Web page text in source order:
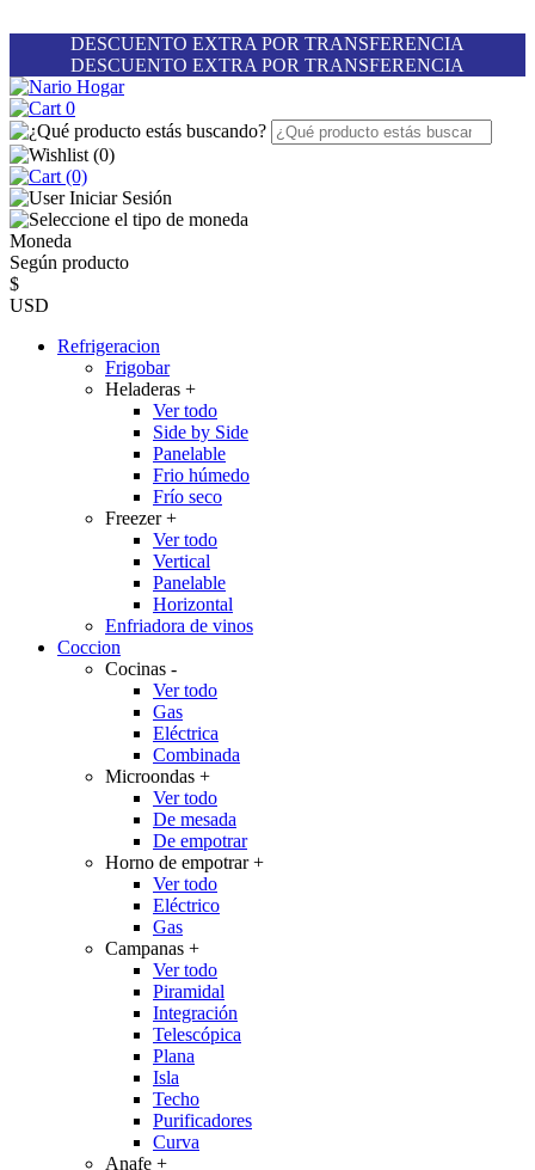
DESCUENTO EXTRA POR TRANSFERENCIA
DESCUENTO EXTRA POR TRANSFERENCIA
0
(0)
(0)
Iniciar Sesión
Moneda
Según producto
$
USD
Refrigeracion
Frigobar
Heladeras +
Ver todo
Side by Side
Panelable
Frio húmedo
Frío seco
Freezer+
Ver todo
Vertical
Panelable
Horizontal
Enfriadora de vinos
Coccion
Cocinas -
Ver todo
Gas
Eléctrica
Combinada
Microondas +
Ver todo
De mesada
De empotrar
Horno de empotrar+
Ver todo
Eléctrico
Gas
Campanas +
Ver todo
Piramidal
Integración
Telescópica
Plana
Isla
Techo
Purificadores
Curva
Anafe +